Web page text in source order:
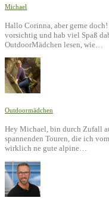
Michael
Hallo Corinna, aber gerne
vorsichtig und hab viel Spaß
OutdoorMädchen lesen, wie…
Outdoormädchen
Hey Michael, bin durch Zufall
spannenden Touren, die ich
wirklich ne gute alpine…